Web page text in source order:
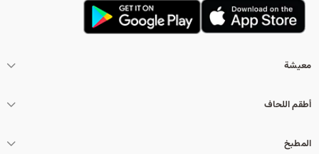
معيشة
أطقم اللحاف
المطبخ